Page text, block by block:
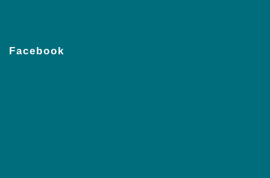
Facebook